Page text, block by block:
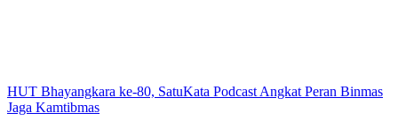
HUT Bhayangkara ke-80, SatuKata Podcast Angkat Peran Binmas
Jaga Kamtibmas